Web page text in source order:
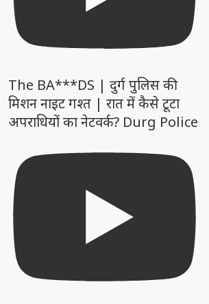
The BA***DS | दुर्ग पुलिस की
मिशन नाइट गश्त | रात में कैसे टूटा
अपराधियों का नेटवर्क? Durg Police